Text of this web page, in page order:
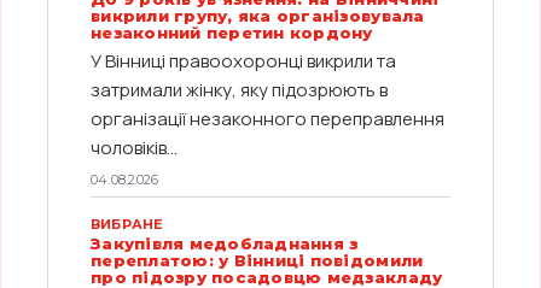
викрили групу, яка організовувала
незаконний перетин кордону
У Вінниці правоохоронці викрили та
затримали жінку, яку підозрюють в
організації незаконного переправлення
чоловіків...
04.08.2026
ВИБРАНЕ
Закупівля медобладнання з
переплатою: у Вінниці повідомили
про підозру посадовцю медзакладу